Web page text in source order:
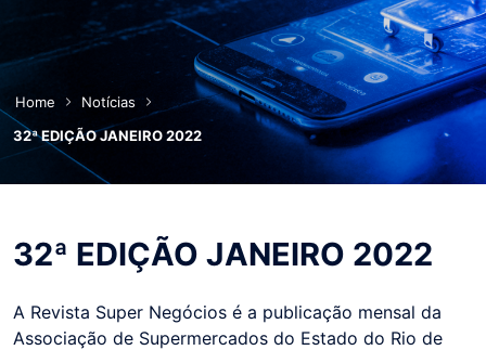
Home
Notícias
32ª EDIÇÃO JANEIRO 2022
32ª EDIÇÃO JANEIRO 2022
A Revista Super Negócios é a publicação mensal da
Associação de Supermercados do Estado do Rio de